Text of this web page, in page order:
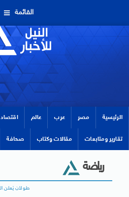
القائمة
الرئيسية مصر عرب عالم اقتصاد
تقارير ومتابعات مقالات وكتاب صحافة
رياضة